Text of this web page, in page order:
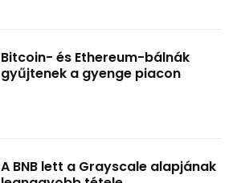
Bitcoin- és Ethereum-bálnák
gyűjtenek a gyenge piacon
A BNB lett a Grayscale alapjának